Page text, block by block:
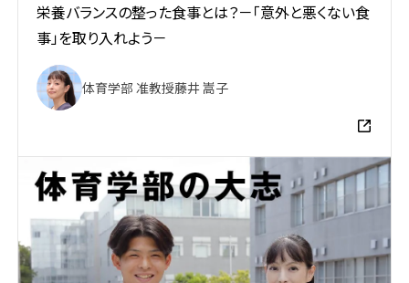
栄養バランスの整った食事とは？－「意外と悪くない食
事」を取り入れよう－
体育学部 准教授藤井 嵩子